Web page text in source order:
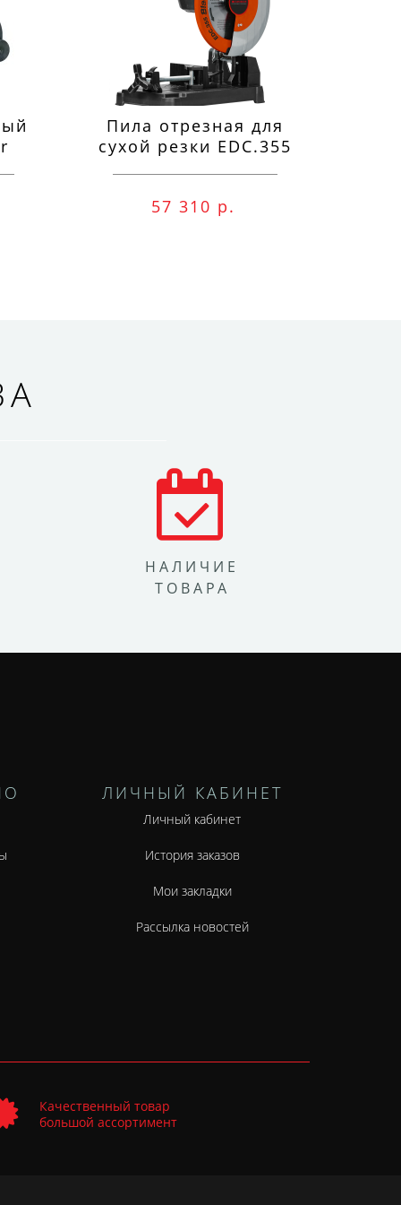
Пила отрезная для
сухой резки EDC.355
57 310 р.
НАЛИЧИЕ
ТОВАРА
ЛИЧНЫЙ КАБИНЕТ
Личный кабинет
История заказов
Мои закладки
Рассылка новостей
Качественный товар
большой ассортимент